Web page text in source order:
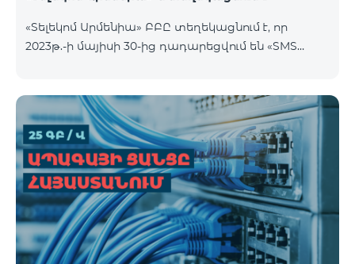
«Տելեկոմ Արմենիա» ԲԲԸ տեղեկացնում է, որ
2023թ.-ի մայիսի 30-ից դադարեցվում են «SMS